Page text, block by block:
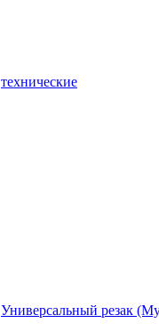
технические
Универсальный резак